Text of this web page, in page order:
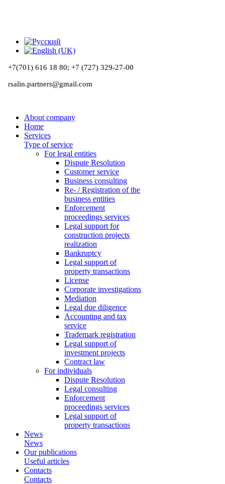
+7(701) 616 18 80; +7 (727) 329-27-00
rsalin.partners@gmail.com
About company
Home
Services
Type of service
For legal entities
Dispute Resolution
Customer service
Business consulting
Re- / Registration of the
business entities
Enforcement
proceedings services
Legal support for
construction projects
realization
Bankruptcy
Legal support of
property transactions
License
Corporate investigations
Mediation
Legal due diligence
Accounting and tax
service
Trademark registration
Legal support of
investment projects
Contract law
For individuals
Dispute Resolution
Legal consulting
Enforcement
proceedings services
Legal support of
property transactions
News
News
Our publications
Useful articles
Contacts
Contacts